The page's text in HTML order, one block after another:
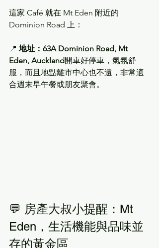
這家 Café 就在 Mt Eden 附近的
Dominion Road 上：
📍 地址：63A Dominion Road, Mt
Eden, Auckland開車好停車，氣氛舒
服，而且地點離市中心也不遠，非常適
合週末早午餐或朋友聚會。
💬 房產大叔小提醒：Mt
Eden，生活機能與品味並
存的黃金區